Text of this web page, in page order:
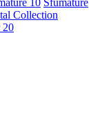
10 Sfumature
Collection
20